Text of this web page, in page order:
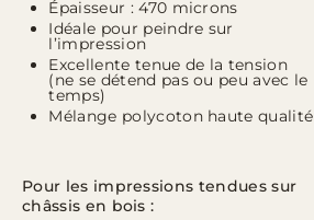
Épaisseur : 470 microns
Idéale pour peindre sur
l’impression
Excellente tenue de la tension
(ne se détend pas ou peu avec le
temps)
Mélange polycoton haute qualité
Pour les impressions tendues sur
châssis en bois :